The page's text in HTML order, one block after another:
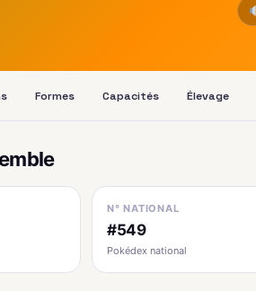
Formes Capacités Élevage
N° NATIONAL
#549
Pokédex national